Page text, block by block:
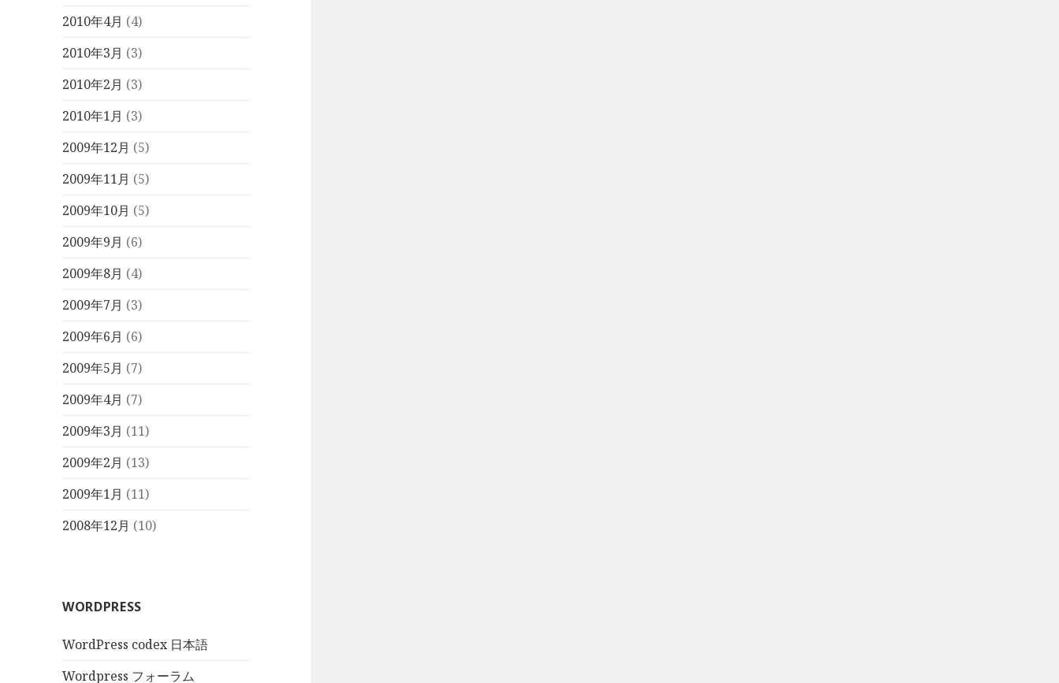
2010年4月 (4)
2010年3月 (3)
2010年2月 (3)
2010年1月 (3)
2009年12月 (5)
2009年11月 (5)
2009年10月 (5)
2009年9月 (6)
2009年8月 (4)
2009年7月 (3)
2009年6月 (6)
2009年5月 (7)
2009年4月 (7)
2009年3月 (11)
2009年2月 (13)
2009年1月 (11)
2008年12月 (10)
WORDPRESS
WordPress codex 日本語
Wordpress フォーラム